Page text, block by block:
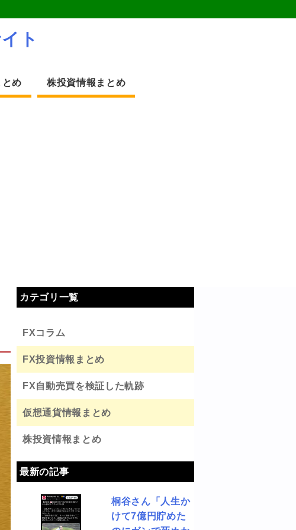
ト
とめ 株投資情報まとめ
カテゴリ一覧
FXコラム
FX投資情報まとめ
FX自動売買を検証した軌跡
仮想通貨情報まとめ
株投資情報まとめ
最新の記事
桐谷さん「人生か
けて7億円貯めた